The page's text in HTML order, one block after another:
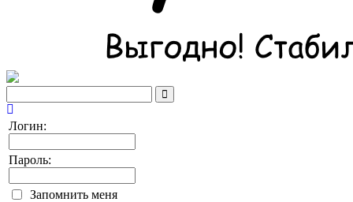
Логин:
Пароль:
Запомнить меня